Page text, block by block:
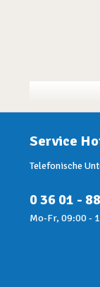
Service
Telefonische
0 36 01 -
Mo-Fr, 09:00 -